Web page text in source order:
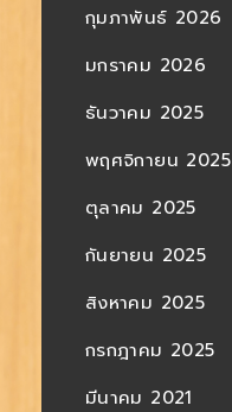
กุมภาพันธ์ 2026
มกราคม 2026
ธันวาคม 2025
พฤศจิกายน 2025
ตุลาคม 2025
กันยายน 2025
สิงหาคม 2025
กรกฎาคม 2025
มีนาคม 2021